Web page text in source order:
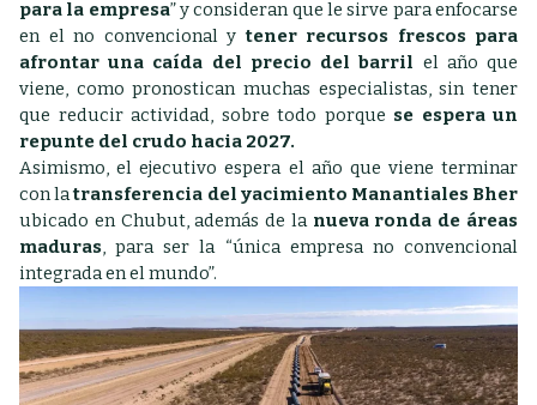
para la empresa” y consideran que le sirve para enfocarse
en el no convencional ytener recursos frescos para
afrontar una caída del precio del barril el año que
viene, como pronostican muchas especialistas, sin tener
que reducir actividad, sobre todo porque se espera un
repunte del crudo hacia 2027.
Asimismo, el ejecutivo espera el año que viene terminar
con latransferencia del yacimiento Manantiales Bher
ubicado en Chubut, además de la nueva ronda de áreas
maduras , para ser la “única empresa no convencional
integrada en el mundo”.